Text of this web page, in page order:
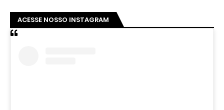
ACESSE NOSSO INSTAGRAM